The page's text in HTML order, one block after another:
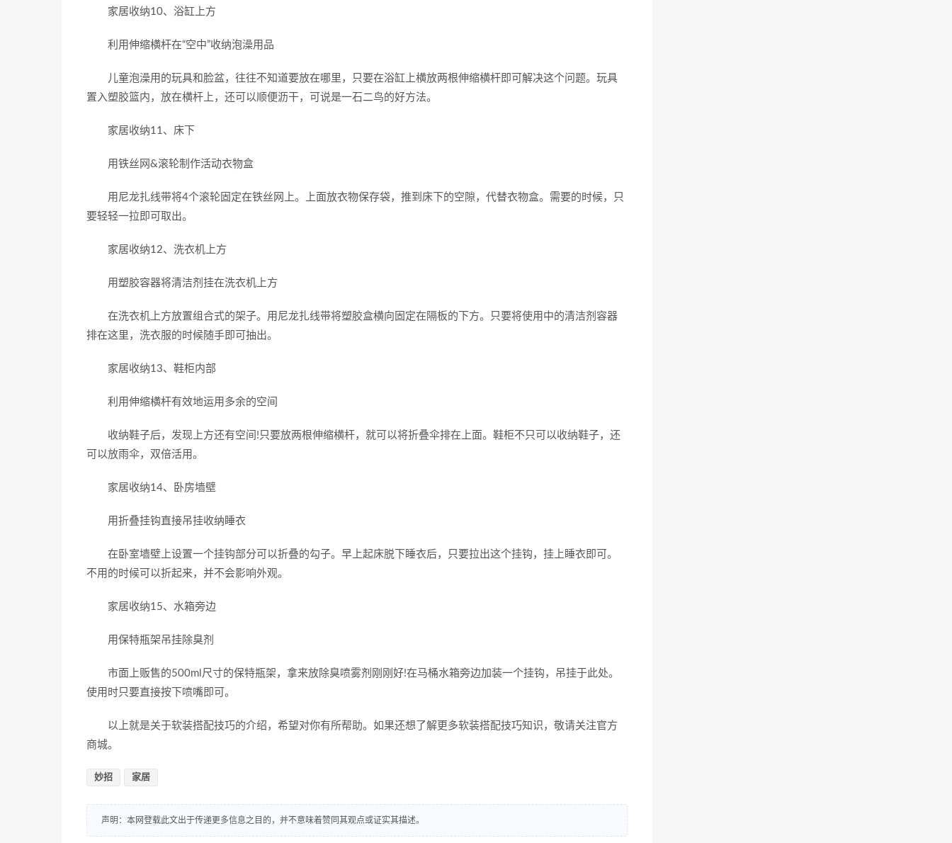
家居收纳10、浴缸上方
利用伸缩横杆在“空中”收纳泡澡用品
儿童泡澡用的玩具和脸盆，往往不知道要放在哪里，只要在浴缸上横放两根伸缩横杆即可解决这个问题。玩具
置入塑胶篮内，放在横杆上，还可以顺便沥干，可说是一石二鸟的好方法。
家居收纳11、床下
用铁丝网&滚轮制作活动衣物盒
用尼龙扎线带将4个滚轮固定在铁丝网上。上面放衣物保存袋，推到床下的空隙，代替衣物盒。需要的时候，只
要轻轻一拉即可取出。
家居收纳12、洗衣机上方
用塑胶容器将清洁剂挂在洗衣机上方
在洗衣机上方放置组合式的架子。用尼龙扎线带将塑胶盒横向固定在隔板的下方。只要将使用中的清洁剂容器
排在这里，洗衣服的时候随手即可抽出。
家居收纳13、鞋柜内部
利用伸缩横杆有效地运用多余的空间
收纳鞋子后，发现上方还有空间!只要放两根伸缩横杆，就可以将折叠伞排在上面。鞋柜不只可以收纳鞋子，还
可以放雨伞，双倍活用。
家居收纳14、卧房墙壁
用折叠挂钩直接吊挂收纳睡衣
在卧室墙壁上设置一个挂钩部分可以折叠的勾子。早上起床脱下睡衣后，只要拉出这个挂钩，挂上睡衣即可。
不用的时候可以折起来，并不会影响外观。
家居收纳15、水箱旁边
用保特瓶架吊挂除臭剂
市面上贩售的500ml尺寸的保特瓶架，拿来放除臭喷雾剂刚刚好!在马桶水箱旁边加装一个挂钩，吊挂于此处。
使用时只要直接按下喷嘴即可。
以上就是关于软装搭配技巧的介绍，希望对你有所帮助。如果还想了解更多软装搭配技巧知识，敬请关注官方
商城。
妙招 家居
声明：本网登载此文出于传递更多信息之目的，并不意味着赞同其观点或证实其描述。